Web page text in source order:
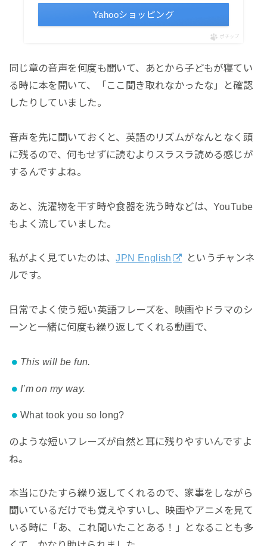
Yahooショッピング
ポチップ
同じ章の音声を何度も聞いて、あとから子どもが寝てい
る時に本を開いて、「ここ聞き取れなかったな」と確認
したりしていました。
音声を先に聞いておくと、英語のリズムがなんとなく頭
に残るので、何もせずに読むよりスラスラ読める感じが
するんですよね。
あと、洗濯物を干す時や食器を洗う時などは、YouTube
もよく流していました。
私がよく見ていたのは、JPN English
というチャンネ
ルです。
日常でよく使う短い英語フレーズを、映画やドラマのシ
ーンと一緒に何度も繰り返してくれる動画で、
This will be fun.
I’m on my way.
What took you so long?
のような短いフレーズが自然と耳に残りやすいんですよ
ね。
本当にひたすら繰り返してくれるので、家事をしながら
聞いているだけでも覚えやすいし、映画やアニメを見て
いる時に「あ、これ聞いたことある！」となることも多